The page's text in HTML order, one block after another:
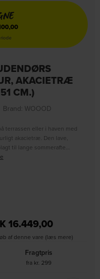
AKACIETRÆ
CM.)
Brand: WOOOD
terrassen eller i haven med
akacietræ. Den lave,
til lange sommerafte…
16.449,00
af denne vare (læs mere)
Fragtpris
fra kr. 299